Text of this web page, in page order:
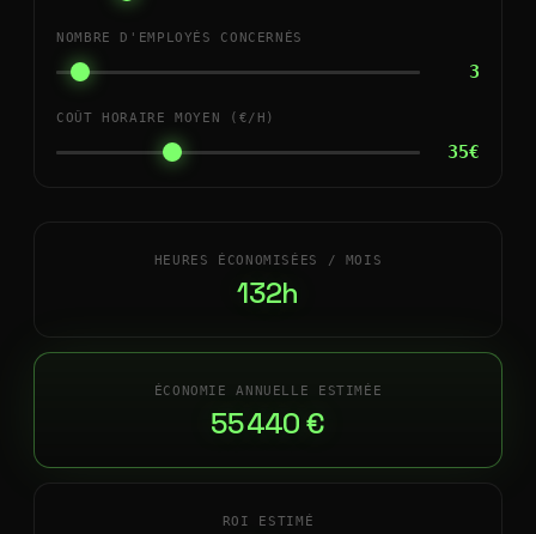
NOMBRE D'EMPLOYÉS CONCERNÉS
3
COÛT HORAIRE MOYEN (€/H)
35€
HEURES ÉCONOMISÉES / MOIS
132h
ÉCONOMIE ANNUELLE ESTIMÉE
55 440 €
ROI ESTIMÉ